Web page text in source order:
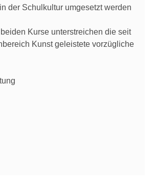
der Schulkultur umgesetzt werden
Kurse unterstreichen die seit
Kunst geleistete vorzügliche